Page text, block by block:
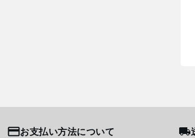
お支払い方法について